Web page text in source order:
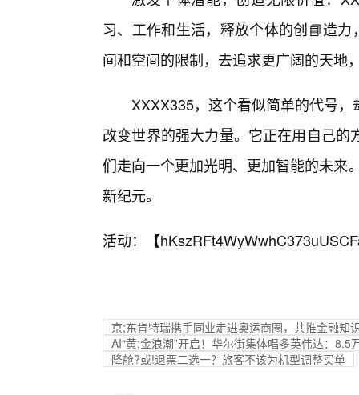
习、工作和生活，释放个体的创📘造
间和空间的限制，去追求更广阔的天地
XXXX335，这个看似简单的代号
改变世界的强大力量。它正在用自己
们走向一个更加光明、更加智能的未来
新纪元。
活动：【
京;东肯特瑞携手同业走进奥运商圈，共推金融知
AI“黄;金浪潮”开启！华尔街集体唱多英伟达：8.5
降舱?或!退票二选一？旅客不该为机型调整买单